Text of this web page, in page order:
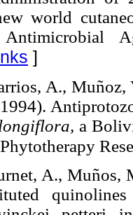
world
Antimicrobial
]
A., Muñoz,
a
A.,